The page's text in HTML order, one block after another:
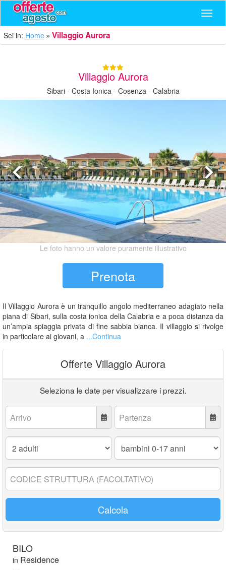
Sei in: Home Villaggio Aurora
Villaggio Aurora
Sibari - Costa Ionica - Cosenza - Calabria
Le foto hanno un valore puramente illustrativo
Prenota
Il Villaggio Aurora è un tranquillo angolo mediterraneo adagiato nella
piana di Sibari, sulla costa ionica della Calabria e a poca distanza da
un’ampia spiaggia privata di fine sabbia bianca. Il villaggio si rivolge
in particolare ai giovani, a ...Continua
Offerte Villaggio Aurora
Seleziona le date per visualizzare i prezzi.
Arrivo: Partenza:
Adulti:
Bambini
17
Codice
struttura:
Calcola
BILO
in Residence